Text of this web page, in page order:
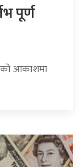
पूर्ण
आकाशमा